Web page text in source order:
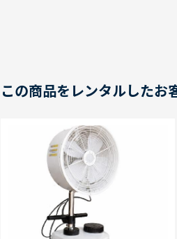
この商品をレンタルしたお